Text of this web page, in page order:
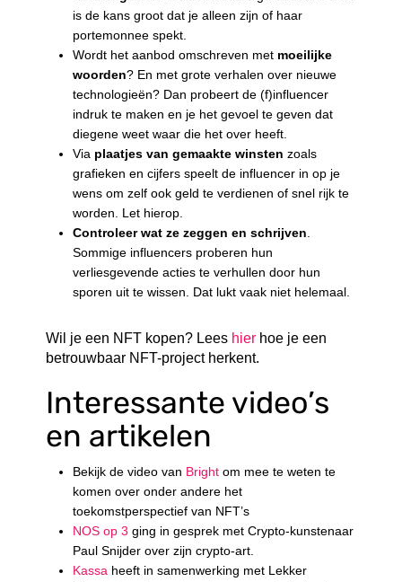
is de kans groot dat je alleen zijn of haar
portemonnee spekt.
Wordt het aanbod omschreven met moeilijke
woorden? En met grote verhalen over nieuwe
technologieën? Dan probeert de (f)influencer
indruk te maken en je het gevoel te geven dat
diegene weet waar die het over heeft.
Via plaatjes van gemaakte winsten zoals
grafieken en cijfers speelt de influencer in op je
wens om zelf ook geld te verdienen of snel rijk te
worden. Let hierop.
Controleer wat ze zeggen en schrijven
Sommige influencers proberen hun
verliesgevende acties te verhullen door hun
sporen uit te wissen. Dat lukt vaak niet helemaal.
Wil je een NFT kopen? Lees hier hoe je een
betrouwbaar NFT-project herkent.
Interessante video’s
en artikelen
Bekijk de video van Bright om mee te weten te
komen over onder andere het
toekomstperspectief van NFT’s
NOS op 3 ging in gesprek met Crypto-kunstenaar
Paul Snijder over zijn crypto-art.
Kassa heeft in samenwerking met Lekker